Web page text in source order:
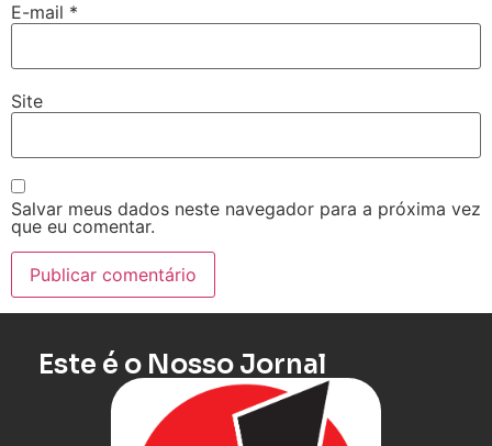
E-mail *
Site
Salvar meus dados neste navegador para a próxima vez
que eu comentar.
Este é o Nosso Jornal